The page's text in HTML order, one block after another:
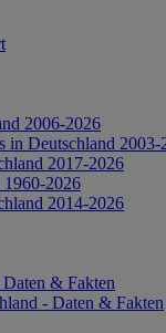
2006-2026
in Deutschland 2003-
2017-2026
2026
2014-2026
& Fakten
- Daten & Fakten